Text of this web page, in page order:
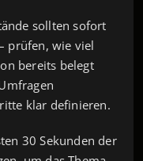
sollten sofort
prüfen, wie viel
bereits belegt
klar definieren.
30 Sekunden der